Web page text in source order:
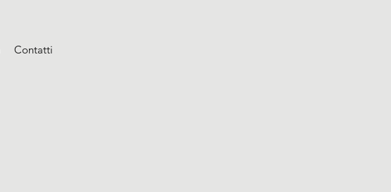
Contatti